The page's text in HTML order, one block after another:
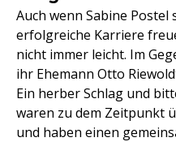
Auch wenn Sabine
erfolgreiche Karriere
nicht immer leicht. Im
ihr Ehemann Otto
Ein herber Schlag und
waren zu dem Zeitpunkt
und haben einen